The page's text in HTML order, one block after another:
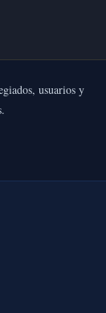
usuarios y